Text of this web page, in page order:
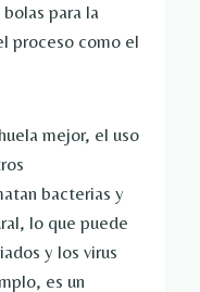
para la
proceso como el
mejor, el uso
bacterias y
lo que puede
y los virus
es un